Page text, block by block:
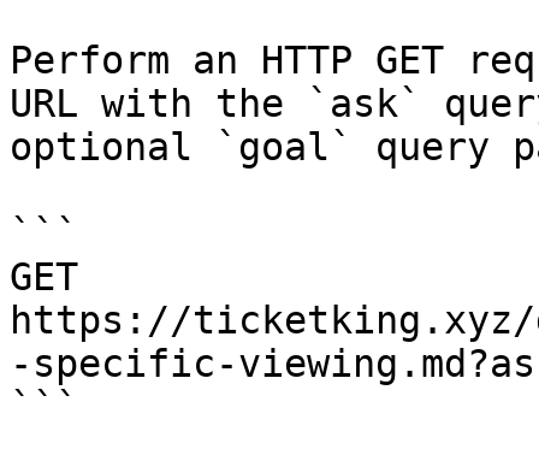
Perform an HTTP GET
URL with the `ask`
optional `goal` query
```
GET
https://
-specific-
```